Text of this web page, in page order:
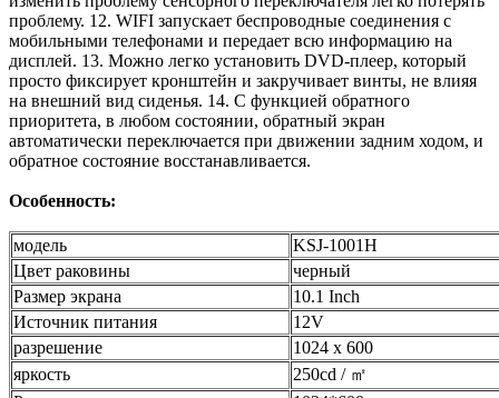
проблему. 12. WIFI запускает беспроводные соединения с
мобильными телефонами и передает всю информацию на
дисплей. 13. Можно легко установить DVD-плеер, который
просто фиксирует кронштейн и закручивает винты, не влияя
на внешний вид сиденья. 14. С функцией обратного
приоритета, в любом состоянии, обратный экран
автоматически переключается при движении задним ходом, и
обратное состояние восстанавливается.
Особенность:
модель
KSJ-1001H
Цвет раковины
черный
Размер экрана
10.1 Inch
Источник питания
12V
разрешение
1024 x 600
яркость
250cd / ㎡